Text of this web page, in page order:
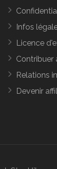
Infos
Licence
Contribuer
Relations
Devenir